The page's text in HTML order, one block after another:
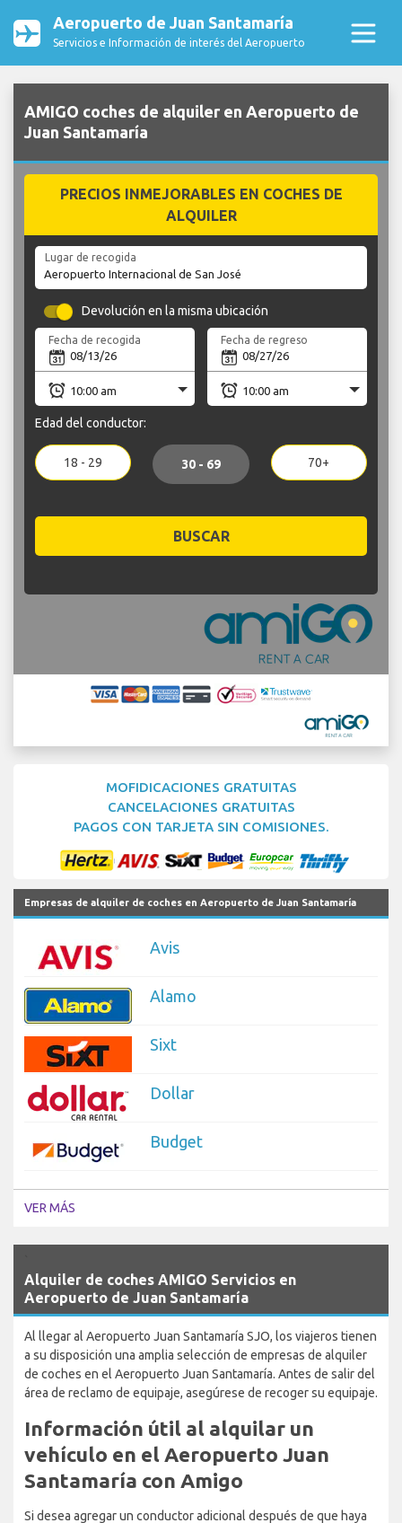
Aeropuerto de Juan Santamaría
Servicios e Información de interés del Aeropuerto
AMIGO coches de alquiler en Aeropuerto de
Juan Santamaría
PRECIOS INMEJORABLES EN COCHES DE
ALQUILER
Lugar de recogida
Devolución en la misma ubicación
Fecha de recogida Fecha de regreso
Edad del conductor:
18 - 29 30 - 69 70+
BUSCAR
MOFIDICACIONES GRATUITAS
CANCELACIONES GRATUITAS
PAGOS CON TARJETA SIN COMISIONES.
Empresas de alquiler de coches en Aeropuerto de Juan Santamaría
Avis
Alamo
Sixt
Dollar
Budget
VER MÁS
Alquiler de coches AMIGO Servicios en
Aeropuerto de Juan Santamaría
Al llegar al Aeropuerto Juan Santamaría SJO, los viajeros tienen
a su disposición una amplia selección de empresas de alquiler
de coches en el Aeropuerto Juan Santamaría. Antes de salir del
área de reclamo de equipaje, asegúrese de recoger su equipaje.
Información útil al alquilar un
vehículo en el Aeropuerto Juan
Santamaría con Amigo
Si desea agregar un conductor adicional después de que haya